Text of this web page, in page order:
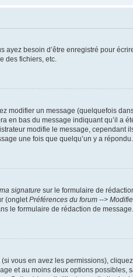
besoin d’être enregistré pour
des fichiers, etc.
modifier un message (quelquefois
en bas du message indiquant qu’il a
modifie le message, cependant
une fois que quelqu’un y a répondu.
signature sur le formulaire de
(ongletPréférences du forum -->
le formulaire de rédaction de message.
vous en avez les permissions),
et au moins deux options possibles,